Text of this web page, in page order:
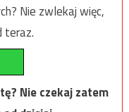
Nie zwlekaj więc,
teraz.
Nie czekaj zatem